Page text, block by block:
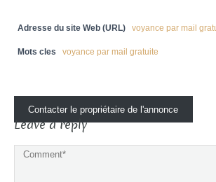
Adresse du site Web (URL) voyance par mail
Mots cles voyance par mail gratuite
Contacter le propriétaire de l'annonce
Leave a reply